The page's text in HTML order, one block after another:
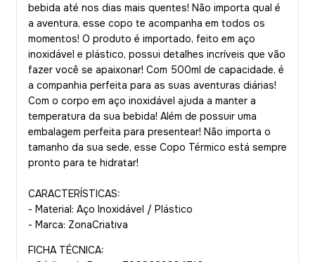
bebida até nos dias mais quentes! Não importa qual é
a aventura, esse copo te acompanha em todos os
momentos! O produto é importado, feito em aço
inoxidável e plástico, possui detalhes incríveis que vão
fazer você se apaixonar! Com 500ml de capacidade, é
a companhia perfeita para as suas aventuras diárias!
Com o corpo em aço inoxidável ajuda a manter a
temperatura da sua bebida! Além de possuir uma
embalagem perfeita para presentear! Não importa o
tamanho da sua sede, esse Copo Térmico está sempre
pronto para te hidratar!
CARACTERÍSTICAS:
- Material: Aço Inoxidável / Plástico
- Marca: ZonaCriativa
FICHA TÉCNICA: